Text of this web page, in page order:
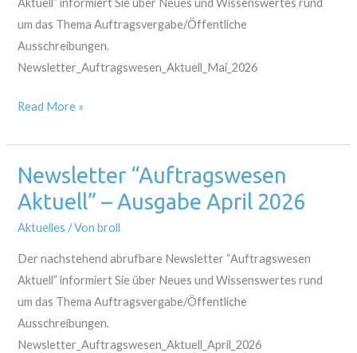
Aktuell” informiert Sie über Neues und Wissenswertes rund
um das Thema Auftragsvergabe/Öffentliche
Ausschreibungen.
Newsletter_Auftragswesen_Aktuell_Mai_2026
Mai
2026
Read More »
Newsletter “Auftragswesen
Aktuell” – Ausgabe April 2026
Aktuelles / Vonbroll
Der nachstehend abrufbare Newsletter “Auftragswesen
Aktuell” informiert Sie über Neues und Wissenswertes rund
um das Thema Auftragsvergabe/Öffentliche
Ausschreibungen.
Newsletter_Auftragswesen_Aktuell_April_2026
Newsletter
“Auftragswesen
Ausgabe
April
2026